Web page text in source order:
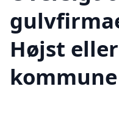
Højst
kommune